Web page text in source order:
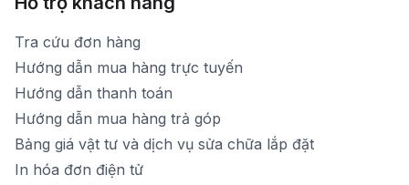
Tra cứu đơn hàng
Hướng dẫn mua hàng trực tuyến
Hướng dẫn thanh toán
Hướng dẫn mua hàng trả góp
Bảng giá vật tư và dịch vụ sửa chữa lắp đặt
In hóa đơn điện tử